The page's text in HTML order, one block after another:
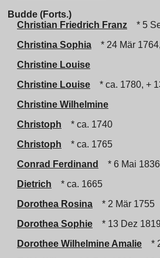
Budde (Forts.)
Christian Friedrich Franz
* 5
Christina Sophia
* 24 Mär
Christine Louise
Christine Louise
* ca. 1780, +
Christine Wilhelmine
Christoph
* ca. 1740
Christoph
* ca. 1765
Conrad Ferdinand
* 6 Mai
Dietrich
* ca. 1665
Dorothea Rosina
* 2 Mär 1755
Dorothea Sophie
* 13 Dez 1819
Dorothee Wilhelmine Amalie
*